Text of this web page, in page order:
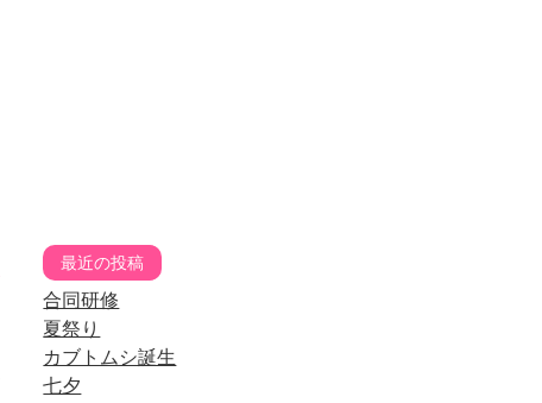
最近の投稿
合同研修
夏祭り
カブトムシ誕生
七夕